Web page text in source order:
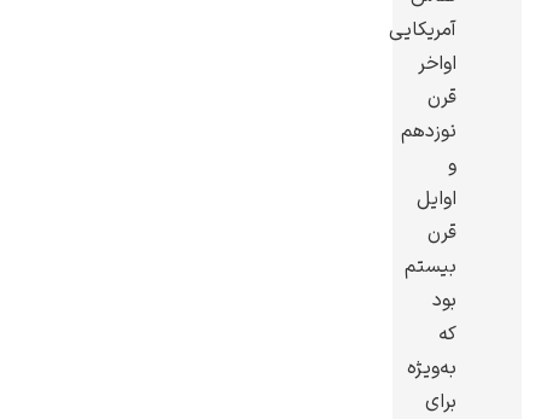
آمریکایی
اواخر
قرن
نوزدهم
و
اوایل
قرن
بیستم
بود
که
به‌ویژه
برای